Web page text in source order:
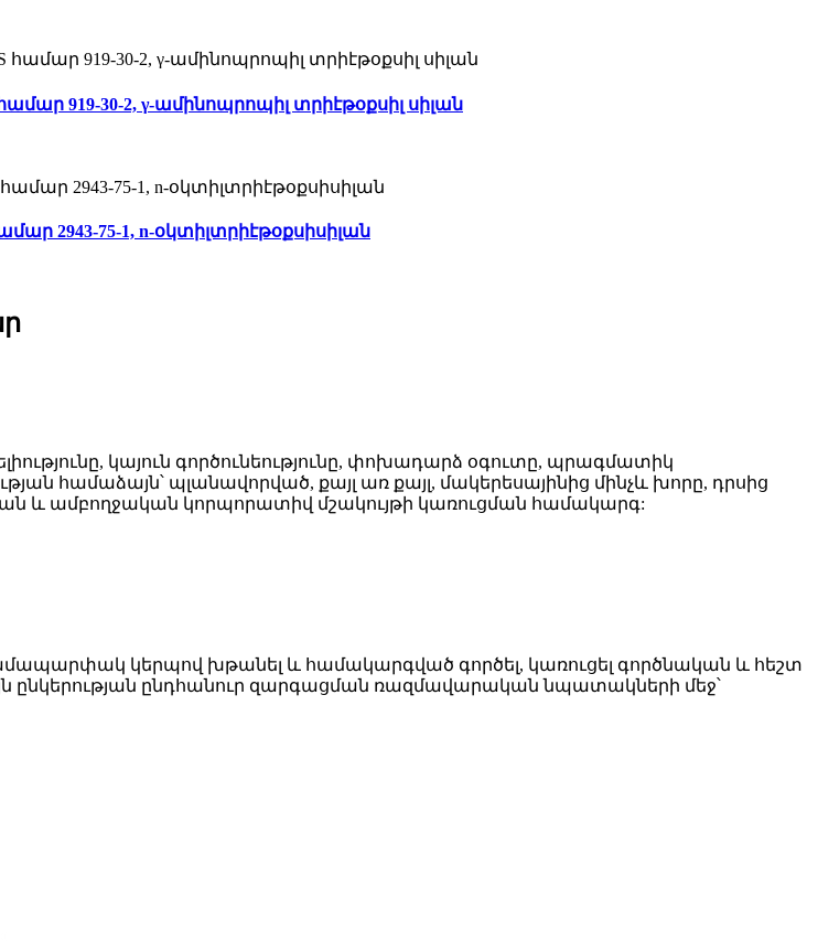
919-30-2, γ-ամինոպրոպիլ տրիէթօքսիլ սիլան
2943-75-1, n-օկտիլտրիէթօքսիսիլան
կայուն գործունեությունը, փոխադարձ օգուտը, պրագմատիկ
համաձայն՝ պլանավորված, քայլ առ քայլ, մակերեսայինից մինչև խորը, դրսից
​​և ամբողջական կորպորատիվ մշակույթի կառուցման համակարգ:
կերպով խթանել և համակարգված գործել, կառուցել գործնական և հեշտ
ընկերության ընդհանուր զարգացման ռազմավարական նպատակների մեջ՝